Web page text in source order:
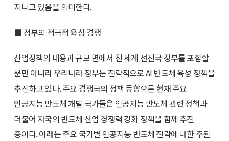
지니고 있음을 의미한다.
■ 정부의 적극적 육성 경쟁
산업정책의 내용과 규모 면에서 전 세계 선진국 정부를 포함할
뿐만 아니라 우리나라 정부는 전략적으로 AI 반도체 육성 정책을
추진하고 있다. 주요 경쟁국의 정책 동향으론 현재 주요
인공지능 반도체 개발 국가들은 인공지능 반도체 관련 정책과
더불어 자국의 반도체 산업 경쟁력 강화 정책을 함께 추진
중이다. 아래는 주요 국가별 인공지능 반도체 전략에 대한 주된